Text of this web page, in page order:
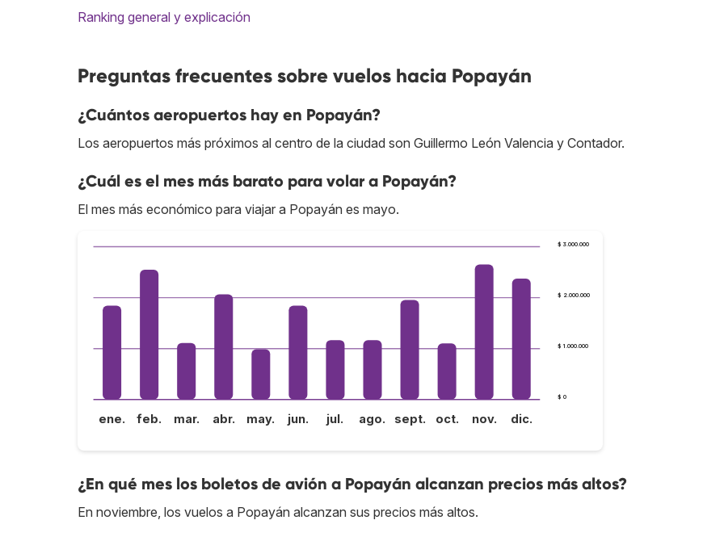
Ranking general y explicación
Preguntas frecuentes sobre vuelos hacia Popayán
¿Cuántos aeropuertos hay en Popayán?
Los aeropuertos más próximos al centro de la ciudad son Guillermo León Valencia y Contador.
¿Cuál es el mes más barato para volar a Popayán?
El mes más económico para viajar a Popayán es mayo.
$ 0
$ 1.000.000
$ 2.000.000
$ 3.000.000
ene. feb. mar. abr. may. jun. jul. ago. sept. oct. nov. dic.
¿En qué mes los boletos de avión a Popayán alcanzan precios más altos?
En noviembre, los vuelos a Popayán alcanzan sus precios más altos.